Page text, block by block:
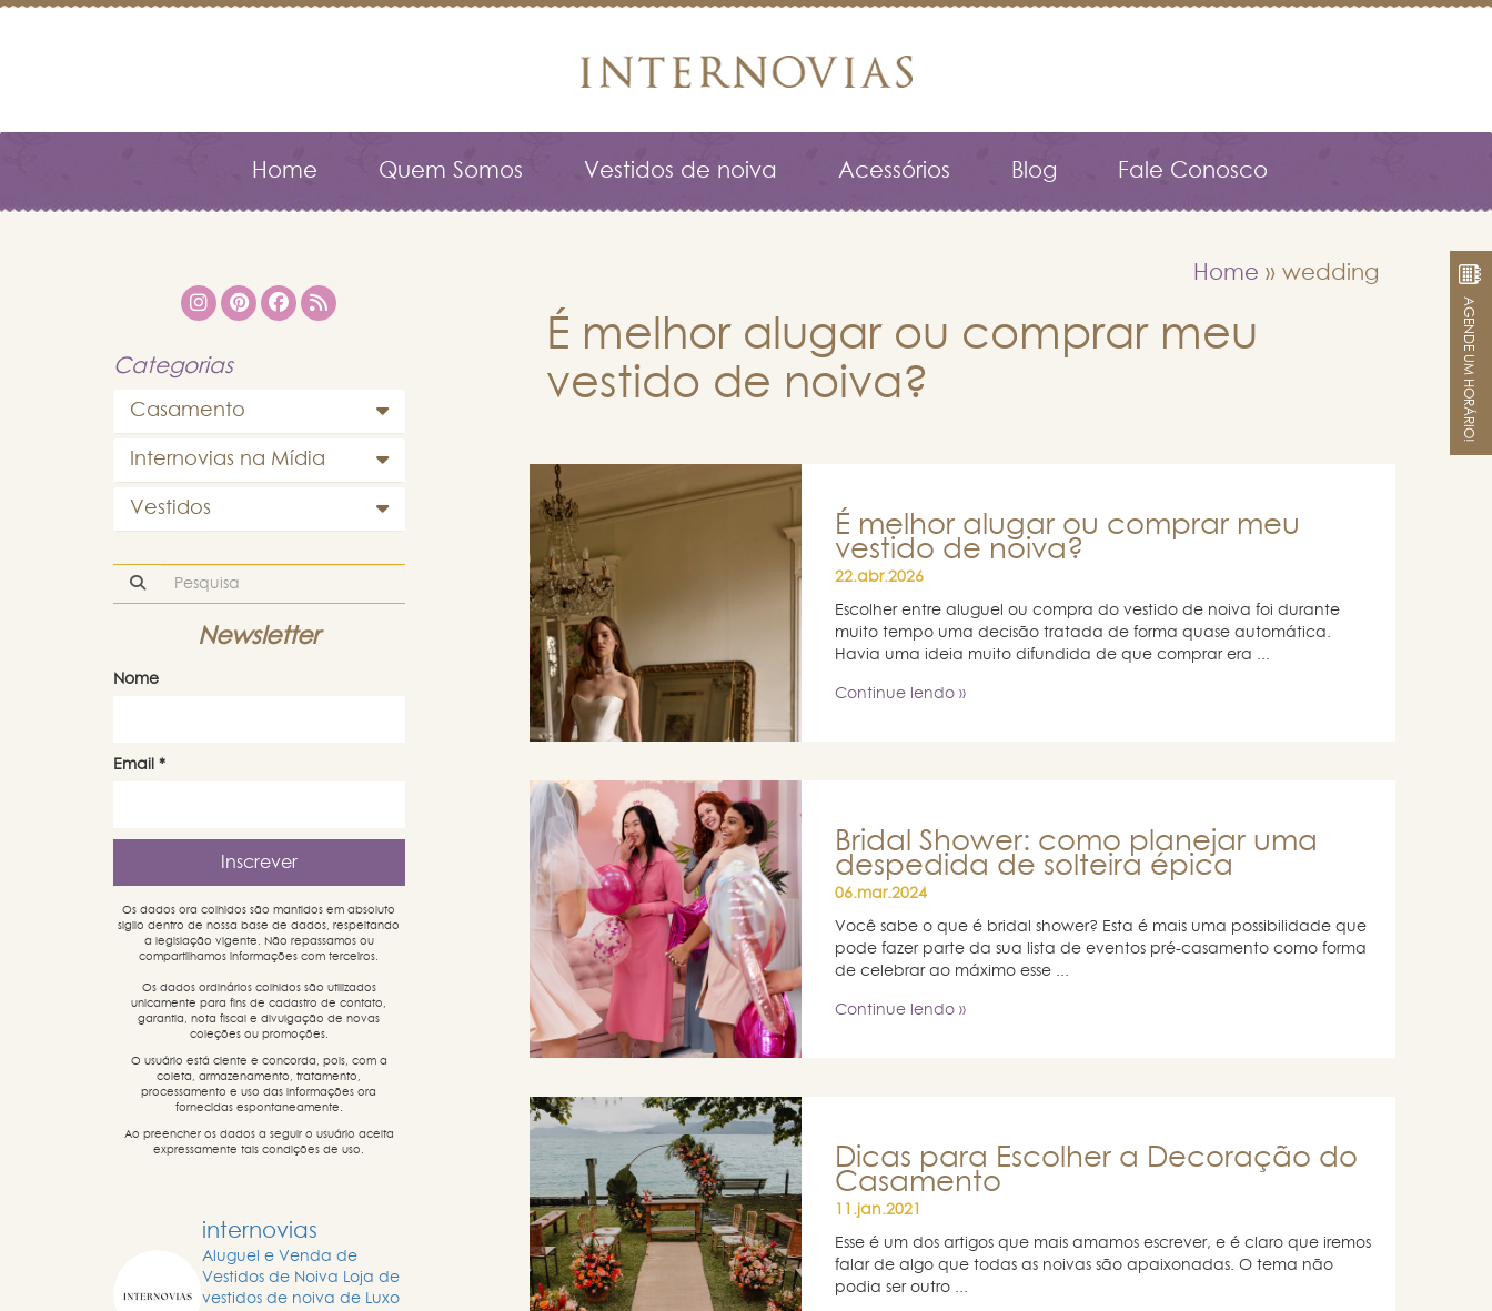
Home Quem Somos Vestidos de noiva Acessórios Blog Fale Conosco
Categorias
Casamento
Internovias na Mídia
Vestidos
Newsletter
Nome
Email *
Os dados ora colhidos são mantidos em absoluto
sigilo dentro de nossa base de dados, respeitando
a legislação vigente. Não repassamos ou
compartilhamos informações com terceiros.
Os dados ordinários colhidos são utilizados
unicamente para fins de cadastro de contato,
garantia, nota fiscal e divulgação de novas
coleções ou promoções.
O usuário está ciente e concorda, pois, com a
coleta, armazenamento, tratamento,
processamento e uso das informações ora
fornecidas espontaneamente.
Ao preencher os dados a seguir o usuário aceita
expressamente tais condições de uso.
internovias
Aluguel e Venda de
Vestidos de Noiva Loja de
vestidos de noiva de Luxo
Home » wedding
É melhor alugar ou comprar meu
vestido de noiva?
É melhor alugar ou comprar meu
vestido de noiva?
22.abr.2026
Escolher entre aluguel ou compra do vestido de noiva foi durante
muito tempo uma decisão tratada de forma quase automática.
Havia uma ideia muito difundida de que comprar era ...
Continue lendo »
Bridal Shower: como planejar uma
despedida de solteira épica
06.mar.2024
Você sabe o que é bridal shower? Esta é mais uma possibilidade que
pode fazer parte da sua lista de eventos pré-casamento como forma
de celebrar ao máximo esse ...
Continue lendo »
Dicas para Escolher a Decoração do
Casamento
11.jan.2021
Esse é um dos artigos que mais amamos escrever, e é claro que iremos
falar de algo que todas as noivas são apaixonadas. O tema não
podia ser outro ...
AGENDE UM HORÁRIO!